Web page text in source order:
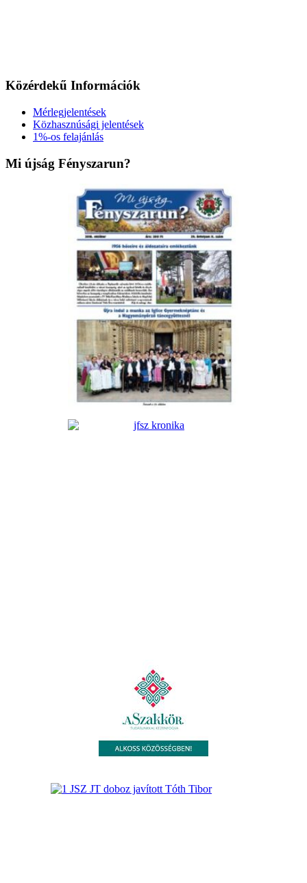
Közérdekű Információk
Mérlegjelentések
Közhasznúsági jelentések
1%-os felajánlás
Mi újság Fényszarun?